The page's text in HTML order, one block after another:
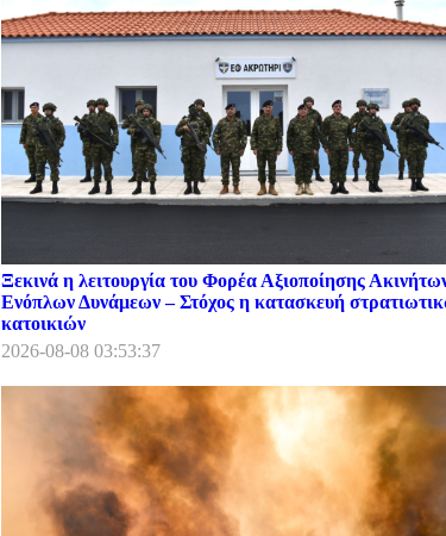
Ξεκινά η λειτουργία του Φορέα Αξιοποίησης
Ενόπλων Δυνάμεων – Στόχος η κατασκευή
κατοικιών
2026-08-08 03:53:37